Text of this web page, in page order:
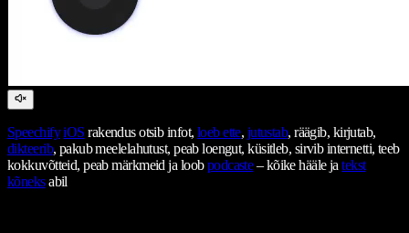
Speechify iOS rakendus otsib infot, loeb ette, jutustab, räägib, kirjutab,
dikteerib, pakub meelelahutust, peab loengut, küsitleb, sirvib internetti, teeb
kokkuvõtteid, peab märkmeid ja loobpodcaste– kõike hääle jatekst
kõneksabil